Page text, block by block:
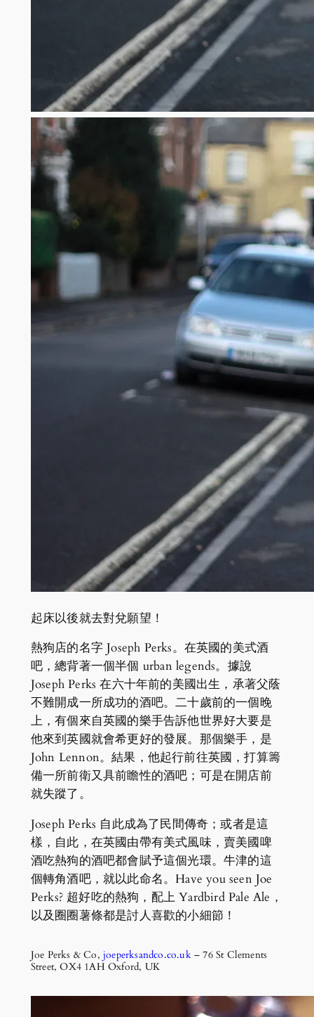
起床以後就去對兌願望！
熱狗店的名字 Joseph Perks。在英國的美式酒
吧，總背著一個半個 urban legends。據說
Joseph Perks 在六十年前的美國出生，承著父蔭
不難開成一所成功的酒吧。二十歲前的一個晚
上，有個來自英國的樂手告訴他世界好大要是
他來到英國就會希更好的發展。那個樂手，是
John Lennon。結果，他起行前往英國，打算籌
備一所前衛又具前瞻性的酒吧；可是在開店前
就失蹤了。
Joseph Perks 自此成為了民間傳奇；或者是這
樣，自此，在英國由帶有美式風味，賣美國啤
酒吃熱狗的酒吧都會賦予這個光環。牛津的這
個轉角酒吧，就以此命名。Have you seen Joe
Perks? 超好吃的熱狗，配上 Yardbird Pale Ale，
以及圈圈薯條都是討人喜歡的小細節！
Joe Perks & Co,joeperksandco.co.uk– 76 St Clements
Street, OX4 1AH Oxford, UK